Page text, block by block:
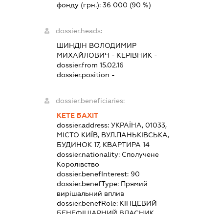
фонду (грн.): 36 000 (90 %)
dossier.heads:
ШИНДІН ВОЛОДИМИР
МИХАЙЛОВИЧ - КЕРІВНИК-
dossier.from 15.02.16
dossier.position -
dossier.beneficiaries:
КЕТЕ БАХІТ
dossier.address: УКРАЇНА, 01033,
МІСТО КИЇВ, ВУЛ.ПАНЬКІВСЬКА,
БУДИНОК 17, КВАРТИРА 14
dossier.nationality: Сполучене
Королівство
dossier.benefInterest: 90
dossier.benefType: Прямий
вирішальний вплив
dossier.benefRole: КІНЦЕВИЙ